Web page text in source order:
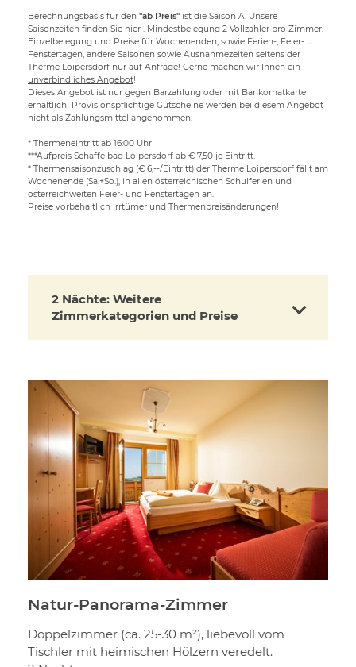
Berechnungsbasis für den "ab Preis" ist die Saison A. Unsere
Saisonzeiten finden Sie hier . Mindestbelegung 2 Vollzahler pro Zimmer.
Einzelbelegung und Preise für Wochenenden, sowie Ferien-, Feier- u.
Fenstertagen, andere Saisonen sowie Ausnahmezeiten seitens der
Therme Loipersdorf nur auf Anfrage! Gerne machen wir Ihnen ein
unverbindliches Angebot!
Dieses Angebot ist nur gegen Barzahlung oder mit Bankomatkarte
erhältlich! Provisionspflichtige Gutscheine werden bei diesem Angebot
nicht als Zahlungsmittel angenommen.
* Thermeneintritt ab 16:00 Uhr
***Aufpreis Schaffelbad Loipersdorf ab € 7,50 je Eintritt.
* Thermensaisonzuschlag (€ 6,--/Eintritt) der Therme Loipersdorf fällt am
Wochenende (Sa.+So.), in allen österreichischen Schulferien und
österreichweiten Feier- und Fenstertagen an.
Preise vorbehaltlich Irrtümer und Thermenpreisänderungen!
2 Nächte: Weitere
Zimmerkategorien und Preise
Natur-Panorama-Zimmer
Doppelzimmer (ca. 25-30 m²), liebevoll vom
Tischler mit heimischen Hölzern veredelt.